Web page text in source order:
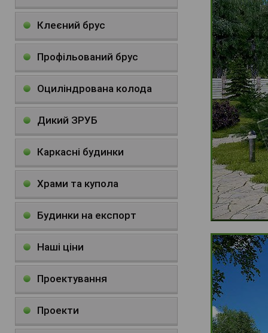
Клеєний брус
Профільований брус
Оциліндрована колода
Дикий ЗРУБ
Каркасні будинки
Храми та купола
Будинки на експорт
Наші ціни
Проектування
Проекти